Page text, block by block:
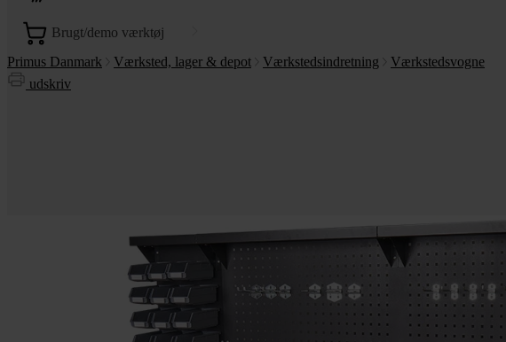
brugt/demo værktøj
Primus Danmark
Værksted, lager & depot Værkstedsindretning
Værkstedsvogne
udskriv